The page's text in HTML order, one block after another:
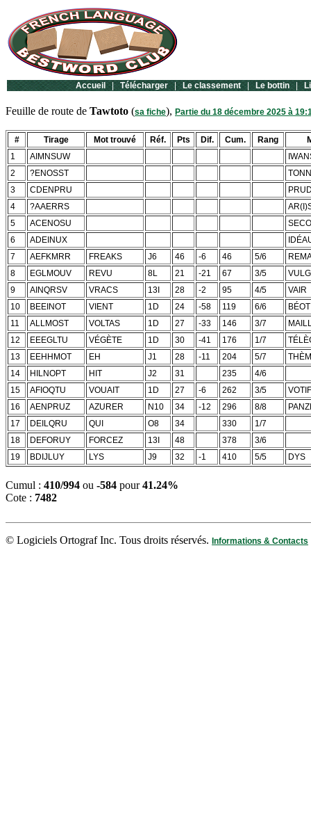
Accueil | Télécharger | Le classement | Le bottin |
Feuille de route de Tawtoto (sa fiche), Partie du 18 décembre 2025 à
# Tirage Mot trouvé Réf. Pts Dif. Cum. Rang
1
AIMNSUW
2
?ENOSST
3
CDENPRU
4
?AAERRS
5
ACENOSU
6
ADEINUX
7
AEFKMRR FREAKS J6 46 -6 46 5/6
8
EGLMOUV REVU 8L 21 -21 67 3/5
9
AINQRSV VRACS 13I 28 -2 95 4/5
VAIR
10
BEEINOT VIENT 1D 24 -58 119 6/6
11
ALLMOST VOLTAS 1D 27 -33 146 3/7
12
EEEGLTU VÉGÈTE 1D 30 -41 176 1/7
13
EEHHMOT EH J1 28 -11 204 5/7
14
HILNOPT HIT J2 31 235
4/6
15
AFIOQTU VOUAIT 1D 27 -6 262 3/5
VOTIF
16
AENPRUZ AZURER N10 34 -12 296 8/8
17
DEILQRU QUI O8 34 330
1/7
18
DEFORUY FORCEZ 13I 48 378
3/6
19
BDIJLUY LYS J9 32 -1 410 5/5 DYS
Cumul : 410/994 ou -584 pour41.24%
Cote : 7482
© Logiciels Ortograf Inc. Tous droits réservés. Informations & Contacts